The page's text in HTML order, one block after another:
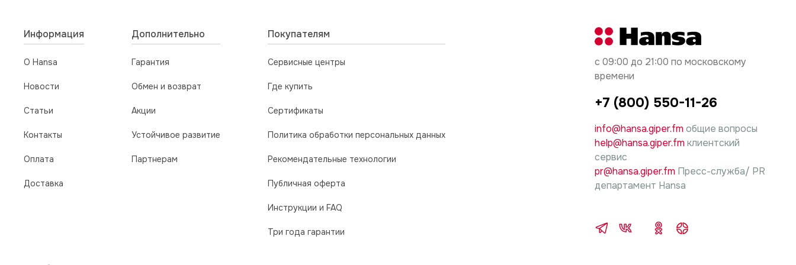
Информация
О Hansa
Новости
Статьи
Контакты
Оплата
Доставка
Дополнительно
Гарантия
Обмен и возврат
Акции
Устойчивое развитие
Партнерам
Покупателям
Сервисные центры
Где купить
Сертификаты
Политика обработки персональных данных
Рекомендательные технологии
Публичная оферта
Инструкции и FAQ
Три года гарантии
с 09:00 до 21:00 по московскому
времени
+7 (800) 550-11-26
info@hansa.giper.fm общие вопросы
help@hansa.giper.fm клиентский
сервис
pr@hansa.giper.fm Пресс-служба/ PR
департамент Hansa